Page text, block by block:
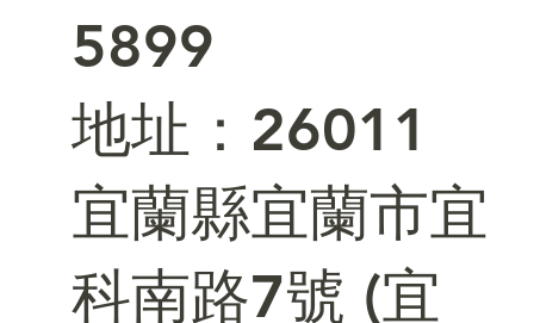
5899
​地址：26011
宜蘭縣宜蘭市宜
科南路7號 (宜